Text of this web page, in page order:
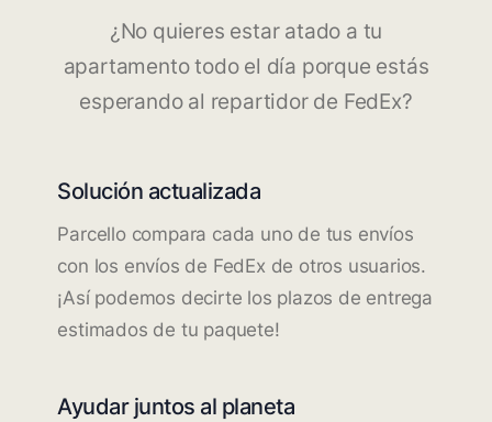
¿No quieres estar atado a tu
apartamento todo el día porque estás
esperando al repartidor de FedEx?
Solución actualizada
Parcello compara cada uno de tus envíos
con los envíos de FedEx de otros usuarios.
¡Así podemos decirte los plazos de entrega
estimados de tu paquete!
Ayudar juntos al planeta